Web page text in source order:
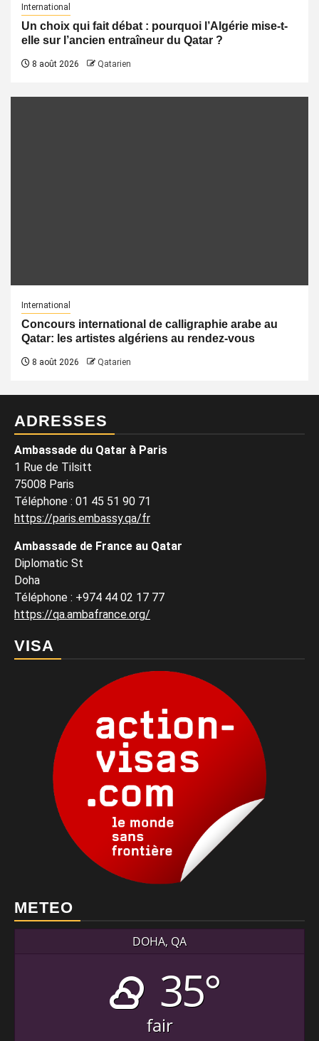
International
Un choix qui fait débat : pourquoi l’Algérie mise-t-
elle sur l’ancien entraîneur du Qatar ?
8 août 2026 Qatarien
International
Concours international de calligraphie arabe au
Qatar: les artistes algériens au rendez-vous
8 août 2026 Qatarien
ADRESSES
Ambassade du Qatar à Paris
1 Rue de Tilsitt
75008 Paris
Téléphone : 01 45 51 90 71
https://paris.embassy.qa/fr
Ambassade de France au Qatar
Diplomatic St
Doha
Téléphone : +974 44 02 17 77
https://qa.ambafrance.org/
VISA
METEO
DOHA, QA
35°
fair